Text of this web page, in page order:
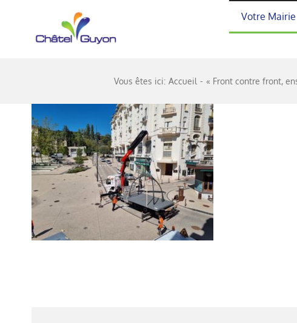
Votre Mairie
Vous êtes ici: Accueil « Front contre front,